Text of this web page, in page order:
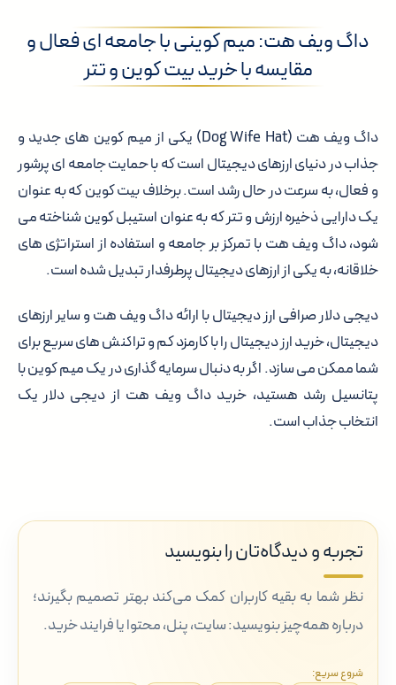
داگ ویف هت: میم کوینی با جامعه ای فعال و
مقایسه با خرید بیت کوین و تتر
داگ ویف هت (Dog Wife Hat) یکی از میم کوین های جدید و
جذاب در دنیای ارزهای دیجیتال است که با حمایت جامعه ای پرشور
و فعال، به سرعت در حال رشد است. برخلاف بیت کوین که به عنوان
یک دارایی ذخیره ارزش و تتر که به عنوان استیبل کوین شناخته می
شود، داگ ویف هت با تمرکز بر جامعه و استفاده از استراتژی های
خلاقانه، به یکی از ارزهای دیجیتال پرطرفدار تبدیل شده است.
دیجی دلار صرافی ارز دیجیتال با ارائه داگ ویف هت و سایر ارزهای
دیجیتال، خرید ارز دیجیتال را با کارمزد کم و تراکنش های سریع برای
شما ممکن می سازد. اگر به دنبال سرمایه گذاری در یک میم کوین با
پتانسیل رشد هستید، خرید داگ ویف هت از دیجی دلار یک
انتخاب جذاب است.
تجربه و دیدگاه‌تان را بنویسید
نظر شما به بقیه کاربران کمک می‌کند بهتر تصمیم بگیرند؛
درباره همه‌چیز بنویسید: سایت، پنل، محتوا یا فرایند خرید.
شروع سریع: